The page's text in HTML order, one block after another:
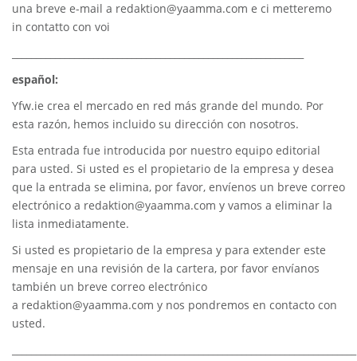
una breve e-mail a redaktion@yaamma.com e ci metteremo
in contatto con voi
español:
Yfw.ie crea el mercado en red más grande del mundo. Por
esta razón, hemos incluido su dirección con nosotros.
Esta entrada fue introducida por nuestro equipo editorial
para usted. Si usted es el propietario de la empresa y desea
que la entrada se elimina, por favor, envíenos un breve correo
electrónico a redaktion@yaamma.com y vamos a eliminar la
lista inmediatamente.
Si usted es propietario de la empresa y para extender este
mensaje en una revisión de la cartera, por favor envíanos
también un breve correo electrónico
a redaktion@yaamma.com y nos pondremos en contacto con
usted.